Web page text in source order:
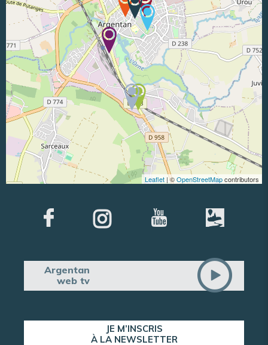
Leaflet | ©OpenStreetMapcontributors
Argentan
web tv
JE M’INSCRIS
À LA NEWSLETTER